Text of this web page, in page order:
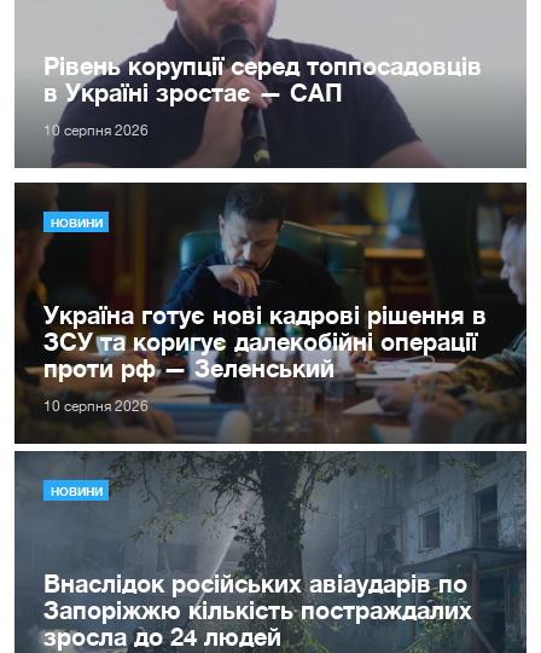
Рівень корупції серед топпосадовців
в Україні зростає — САП
10 серпня 2026
НОВИНИ
Україна готує нові кадрові рішення в
ЗСУ та коригує далекобійні операції
проти рф — Зеленський
10 серпня 2026
НОВИНИ
Внаслідок російських авіаударів по
Запоріжжю кількість постраждалих
зросла до 24 людей